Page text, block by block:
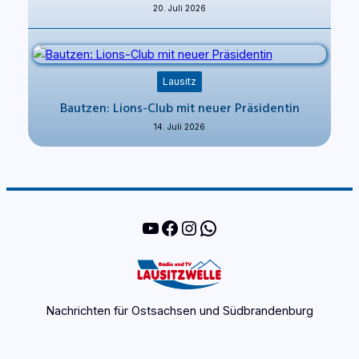
20. Juli 2026
Lausitz
Bautzen: Lions-Club mit neuer Präsidentin
14. Juli 2026
YouTube
Facebook
Instagram
WhatsApp
Nachrichten für Ostsachsen und Südbrandenburg